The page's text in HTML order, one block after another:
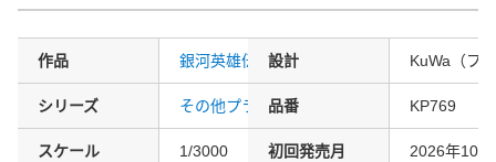
作品 銀河英雄伝説
シリーズ その他プラモデル
スケール 1/3000
設計 KuWa（フ
品番 KP769
初回発売月 2026年10月